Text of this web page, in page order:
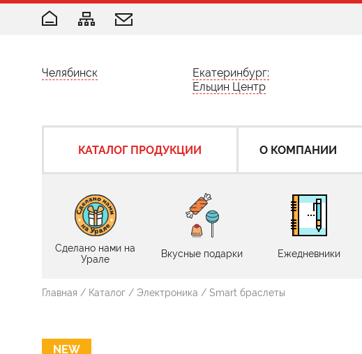
Челябинск
Екатеринбург:
Ельцин Центр
КАТАЛОГ ПРОДУКЦИИ О КОМПАНИИ
Сделано нами на
Урале
Вкусные подарки Ежедневники
Главная / Каталог / Электроника / Smart браслеты